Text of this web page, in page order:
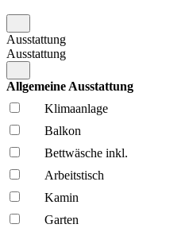
Ausstattung
Ausstattung
Allgemeine Ausstattung
Klima­anlage
Balkon
Bettwäsche inkl.
Arbeitstisch
Kamin
Garten